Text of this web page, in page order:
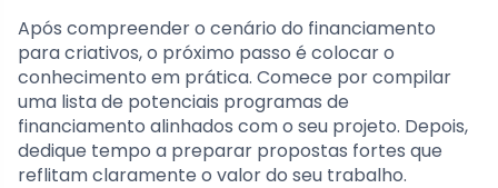
Após compreender o cenário do financiamento
para criativos, o próximo passo é colocar o
conhecimento em prática. Comece por compilar
uma lista de potenciais programas de
financiamento alinhados com o seu projeto. Depois,
dedique tempo a preparar propostas fortes que
reflitam claramente o valor do seu trabalho.